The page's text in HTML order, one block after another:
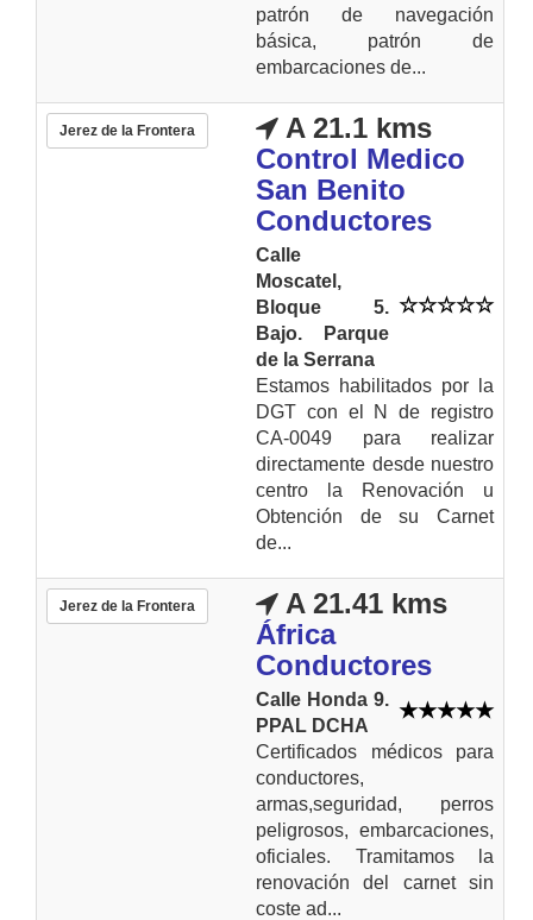
patrón de navegación
básica, patrón de
embarcaciones de...
Jerez de la Frontera
A 21.1 kms
Control Medico
San Benito
Conductores
Calle
Moscatel,
Bloque 5.
Bajo. Parque
de la Serrana
Estamos habilitados por la
DGT con el N de registro
CA-0049 para realizar
directamente desde nuestro
centro la Renovación u
Obtención de su Carnet
de...
Jerez de la Frontera
A 21.41 kms
África
Conductores
Calle Honda 9.
PPAL DCHA
Certificados médicos para
conductores,
armas,seguridad, perros
peligrosos, embarcaciones,
oficiales. Tramitamos la
renovación del carnet sin
coste ad...